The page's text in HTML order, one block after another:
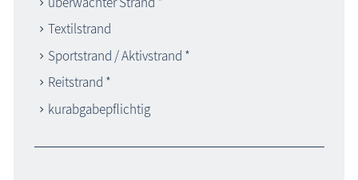
Textilstrand
Sportstrand / Aktivstrand *
Reitstrand *
kurabgabepflichtig